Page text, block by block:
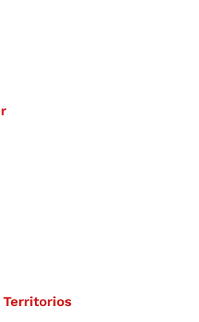
Territorios